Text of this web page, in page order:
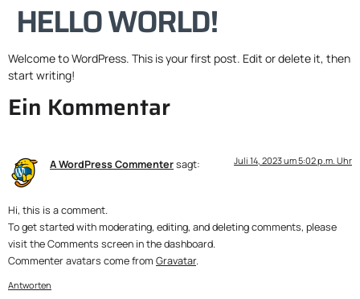
HELLO WORLD!
Welcome to WordPress. This is your first post. Edit or delete it, then
start writing!
Ein Kommentar
A WordPress Commentersagt: Juli 14, 2023 um 5:02 p.m. Uhr
Hi, this is a comment.
To get started with moderating, editing, and deleting comments, please
visit the Comments screen in the dashboard.
Commenter avatars come from Gravatar.
Antworten